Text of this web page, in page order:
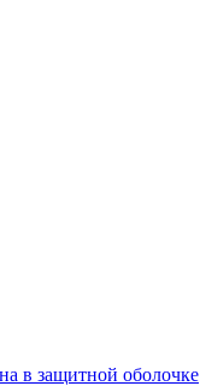
в защитной оболочке